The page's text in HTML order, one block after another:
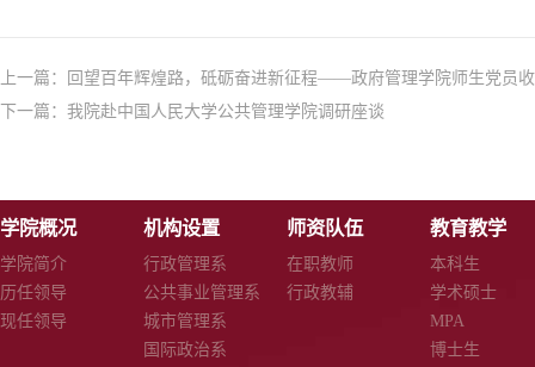
上一篇：
回望百年辉煌路，砥砺奋进新征程——政府管理学院师生党员
下一篇： 我院赴中国人民大学公共管理学院调研座谈
学院概况
学院简介
历任领导
现任领导
机构设置
行政管理系
公共事业管理系
城市管理系
国际政治系
师资队伍
在职教师
行政教辅
教育教学
本科生
学术硕士
MPA
博士生